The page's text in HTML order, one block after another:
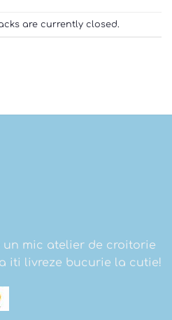
are currently closed.
un mic atelier de croitorie
iti livreze bucurie la cutie!